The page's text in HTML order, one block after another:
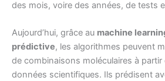
des mois, voire des années, de tests
Aujourd’hui, grâce au machine
prédictive, les algorithmes peuvent
de combinaisons moléculaires à
données scientifiques. Ils prédisent